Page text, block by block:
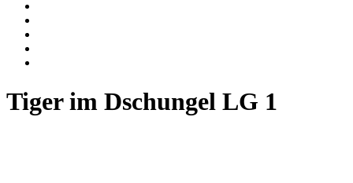
Tiger im Dschungel LG 1